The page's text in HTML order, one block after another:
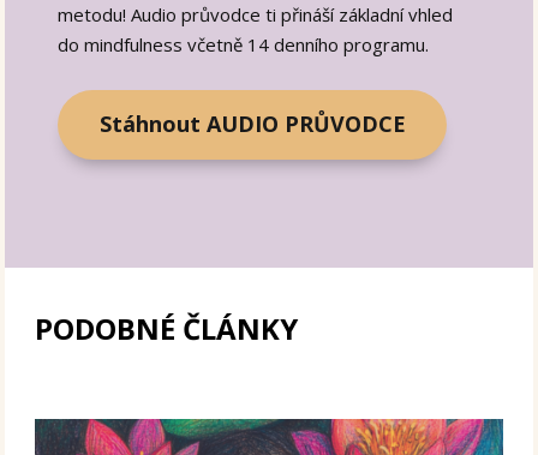
metodu! Audio průvodce ti přináší základní vhled
do mindfulness včetně 14 denního programu.
Stáhnout AUDIO PRŮVODCE
PODOBNÉ ČLÁNKY